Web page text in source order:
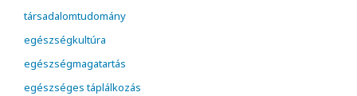
társadalomtudomány
egészségkultúra
egészségmagatartás
egészséges táplálkozás